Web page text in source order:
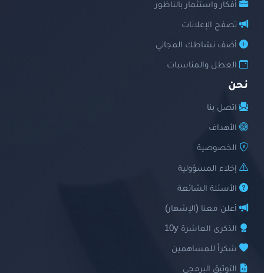
أفكار واستثمار بالناظور
تصفح الإعلانات
أضف نشاطك المجاني
العطل والمناسبات
نحن
اتصل بنا
الأهداف
الخصوصية
إخلاء المسؤولية
الأسئلة الشائعة
أعلن معنا (الإشهار)
الذكرى العاشرة 10y
شكراً للمساهمين
التوثيق البرمجي